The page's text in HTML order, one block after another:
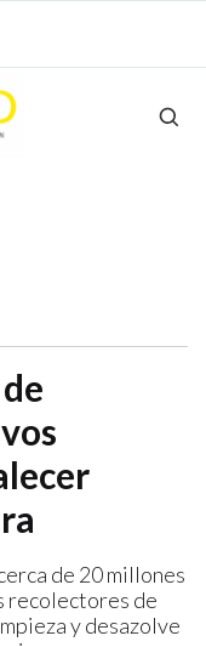
de 20 millones
recolectores de
y desazolve